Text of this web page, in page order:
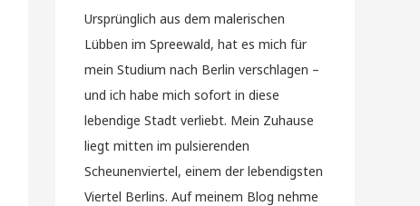
Ursprünglich aus dem malerischen
Lübben im Spreewald, hat es mich für
mein Studium nach Berlin verschlagen –
und ich habe mich sofort in diese
lebendige Stadt verliebt. Mein Zuhause
liegt mitten im pulsierenden
Scheunenviertel, einem der lebendigsten
Viertel Berlins. Auf meinem Blog nehme